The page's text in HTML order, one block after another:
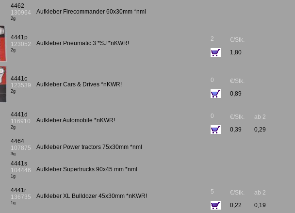
4462
130964
2g
Aufkleber Firecommander 60x30mm *nml
4441p
123052
2g
Aufkleber Pneumatic 3 *SJ *nKWR!
2
€/Stk.
1,80
4441c
123539
2g
Aufkleber Cars & Drives *nKWR!
0
€/Stk.
0,89
4441d
116910
2g
Aufkleber Automobile *nKWR!
0
€/Stk.
0,39
ab 2
0,29
4464
107875
3g
Aufkleber Power tractors 75x30mm *nml
4441s
104446
1g
Aufkleber Supertrucks 90x45 mm *nml
4441r
136735
1g
Aufkleber XL Bulldozer 45x30mm *nKWR!
5
€/Stk.
0,22
ab 2
0,19